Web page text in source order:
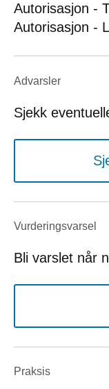
Autorisasjon -
Autorisasjon -
Advarsler
Sjekk
Vurderings­varsel
Bli varslet når
Praksis